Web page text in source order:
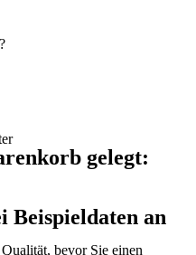
gelegt:
Beispieldaten an
bevor Sie einen